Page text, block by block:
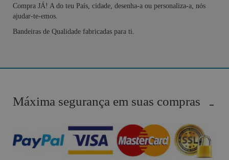
Compra JÁ! A do teu País, cidade, desenha-a ou personaliza-a, nós
ajudar-te-emos.
Bandeiras de Qualidade fabricadas para ti.
Máxima segurança em suas compras